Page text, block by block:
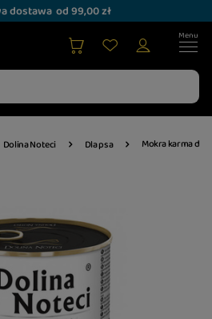
dostawa od 99,00 zł
Dolina Noteci Dla psa Mokra karma dla